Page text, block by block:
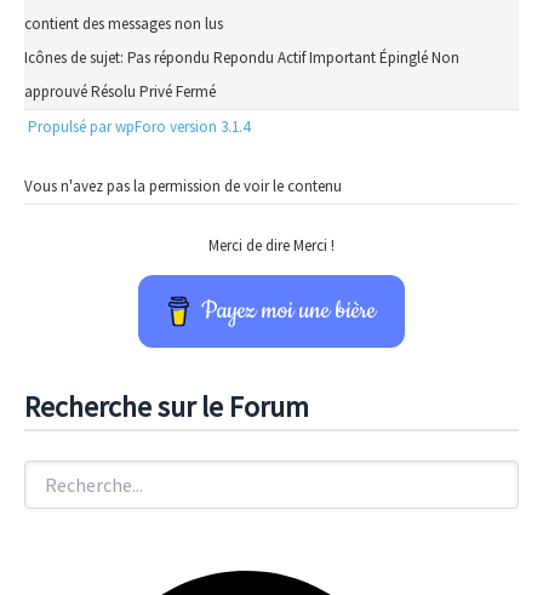
contient des messages non lus
Icônes de sujet: Pas répondu Repondu ActifImportantÉpingléNon
approuvéRésolu PrivéFermé
Propulsé par wpForo version 3.1.4
Vous n'avez pas la permission de voir le contenu
Merci de dire Merci !
Payez moi une bière
Recherche sur le Forum